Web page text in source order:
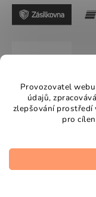
Provozovatel
údajů,
zlepšování prostředí
pro